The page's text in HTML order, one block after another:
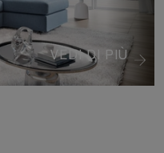
VEDI DI PIÙ